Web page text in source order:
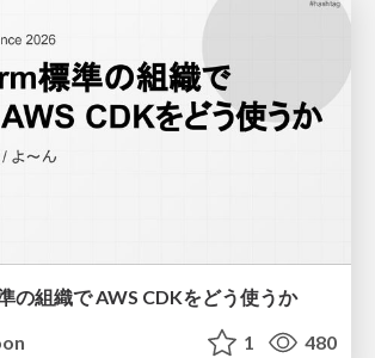
の組織で AWS CDKをどう使うか
1 480